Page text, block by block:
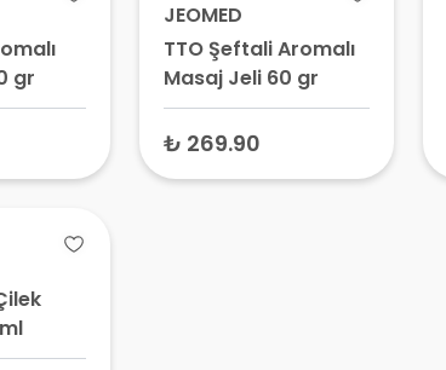
gr
JEOMED
TTO Şeftali Aromalı
Masaj Jeli 60 gr
₺ 269.90